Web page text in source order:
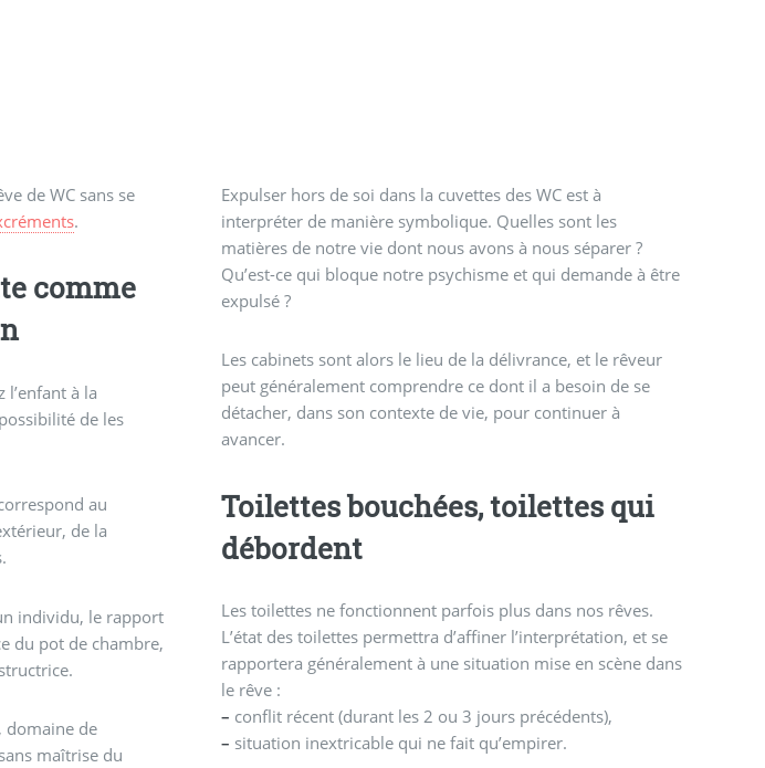
de WC sans se
.
comme
à la
de les
au
de la
individu, le rapport
du pot de chambre,
domaine de
maîtrise du
Expulser hors de soi dans la cuvettes des WC est à
interpréter de manière symbolique. Quelles sont les
matières de notre vie dont nous avons à nous séparer ?
Qu’est-ce qui bloque notre psychisme et qui demande à être
expulsé ?
Les cabinets sont alors le lieu de la délivrance, et le rêveur
peut généralement comprendre ce dont il a besoin de se
détacher, dans son contexte de vie, pour continuer à
avancer.
Toilettes bouchées, toilettes qui
débordent
Les toilettes ne fonctionnent parfois plus dans nos rêves.
L’état des toilettes permettra d’affiner l’interprétation, et se
rapportera généralement à une situation mise en scène dans
le rêve :
– conflit récent (durant les 2 ou 3 jours précédents),
– situation inextricable qui ne fait qu’empirer.